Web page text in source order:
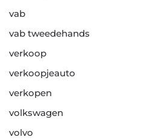
vab
vab tweedehands
verkoop
verkoopjeauto
verkopen
volkswagen
volvo